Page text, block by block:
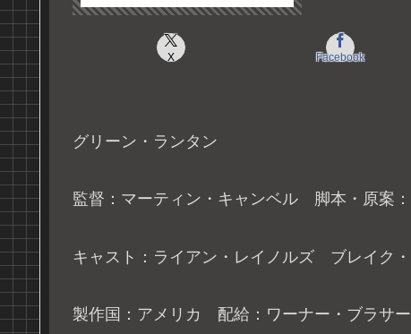
X Facebook
グリーン・ランタン
監督：マーティン・キャンベル 脚本・原案
キャスト：ライアン・レイノルズ ブレイク
製作国：アメリカ 配給：ワーナー・ブラサ